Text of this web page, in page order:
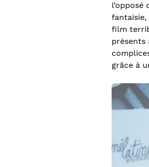
film
présents
grâce à